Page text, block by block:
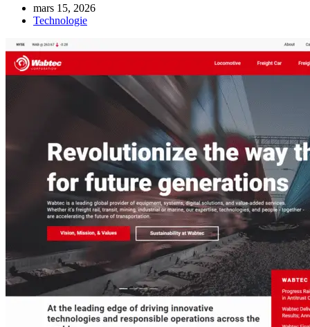
mars 15, 2026
Technologie